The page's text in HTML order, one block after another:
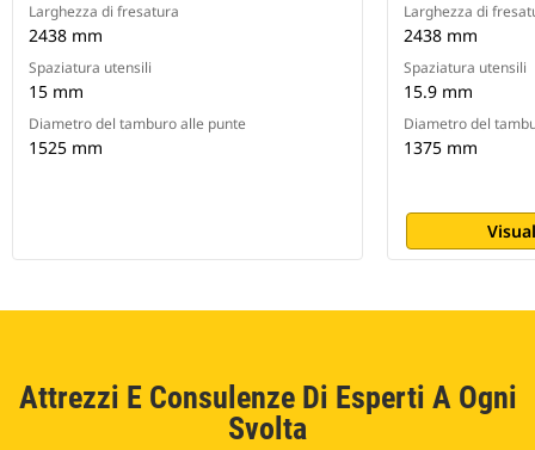
Larghezza di fresatura
2438 mm
Spaziatura utensili
15 mm
Diametro del tamburo alle punte
1525 mm
Larghezza di
2438 mm
Spaziatura utensili
15.9 mm
Diametro del
1375 mm
Attrezzi E Consulenze Di Esperti A Ogni
Svolta